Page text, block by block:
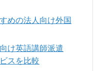
めの法人向け外国
け英語講師派遣
スを比較